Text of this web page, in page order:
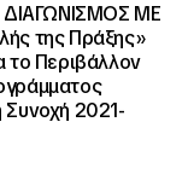
ΜΕ
της Πράξης»
το Περιβάλλον
Συνοχή 2021-